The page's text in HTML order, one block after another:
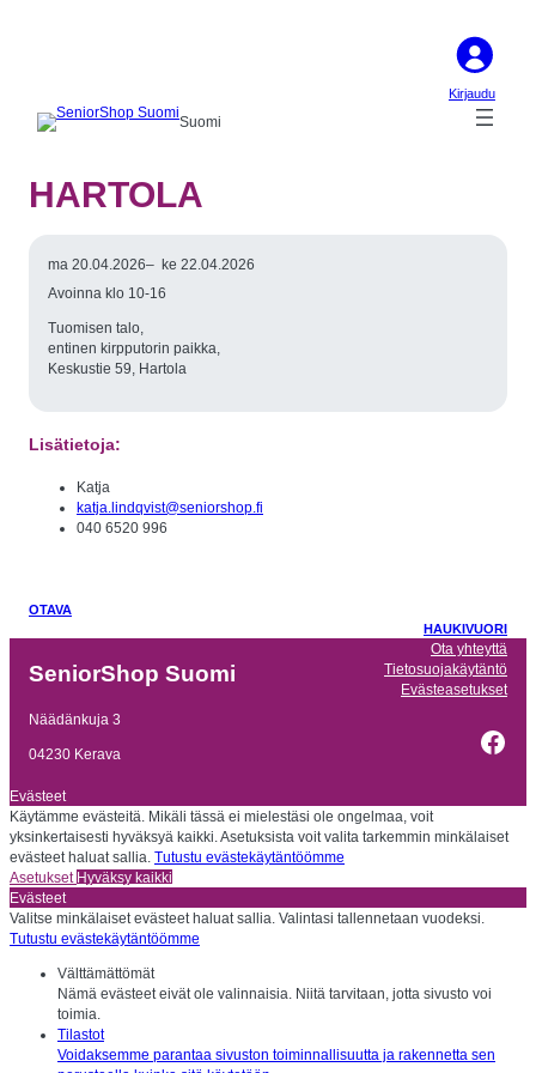
Suomi
Kirjaudu
HARTOLA
ma 20.04.2026–
ke 22.04.2026
Avoinna klo 10-16
Tuomisen talo,
entinen kirpputorin paikka,
Keskustie 59, Hartola
Lisätietoja:
Katja
katja.lindqvist@seniorshop.fi
040 6520 996
OTAVA
HAUKIVUORI
SeniorShop Suomi
Näädänkuja 3
04230 Kerava
Ota yhteyttä
Tietosuojakäytäntö
Evästeasetukset
Evästeet
Käytämme evästeitä. Mikäli tässä ei mielestäsi ole ongelmaa, voit
yksinkertaisesti hyväksyä kaikki. Asetuksista voit valita tarkemmin minkälaiset
evästeet haluat sallia. Tutustu evästekäytäntöömme
Asetukset Hyväksy kaikki
Evästeet
Valitse minkälaiset evästeet haluat sallia. Valintasi tallennetaan vuodeksi.
Tutustu evästekäytäntöömme
Välttämättömät
Nämä evästeet eivät ole valinnaisia. Niitä tarvitaan, jotta sivusto voi
toimia.
Tilastot
Voidaksemme parantaa sivuston toiminnallisuutta ja rakennetta sen